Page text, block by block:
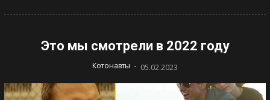
Это мы смотрели в 2022 году
Котонавты - 05.02.2023